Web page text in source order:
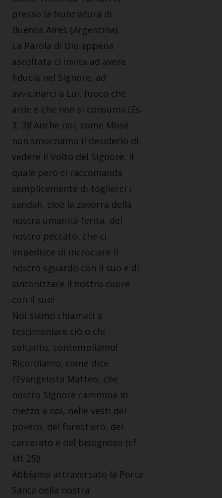
presso la Nunziatura di
Buenos Aires (Argentina).
La Parola di Dio appena
ascoltata ci invita ad avere
fiducia nel Signore, ad
avvicinarci a Lui, fuoco che
arde e che non si consuma (Es
3, 3)! Anche noi, come Mosè
non smorziamo il desiderio di
vedere il Volto del Signore, il
quale però ci raccomanda
semplicemente di toglierci i
sandali, cioè la zavorra della
nostra umanità ferita, del
nostro peccato, che ci
impedisce di incrociare il
nostro sguardo con il suo e di
sintonizzare il nostro cuore
con il suo!
Noi siamo chiamati a
testimoniare ciò o chi
soltanto, contempliamo!
Ricordiamo, come dice
l’Evangelista Matteo, che
nostro Signore cammina in
mezzo a noi, nelle vesti del
povero, del forestiero, del
carcerato e del bisognoso (cf
Mt 25)!
Abbiamo attraversato la Porta
Santa della nostra